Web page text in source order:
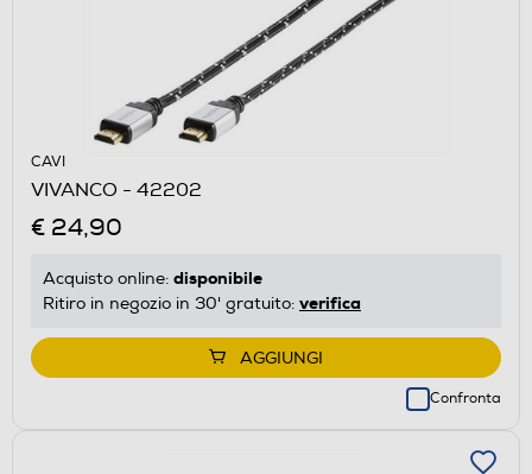
CAVI
VIVANCO - 42202
€ 24,90
Acquisto online: disponibile
Ritiro in negozio in 30' gratuito: verifica
AGGIUNGI
Confronta